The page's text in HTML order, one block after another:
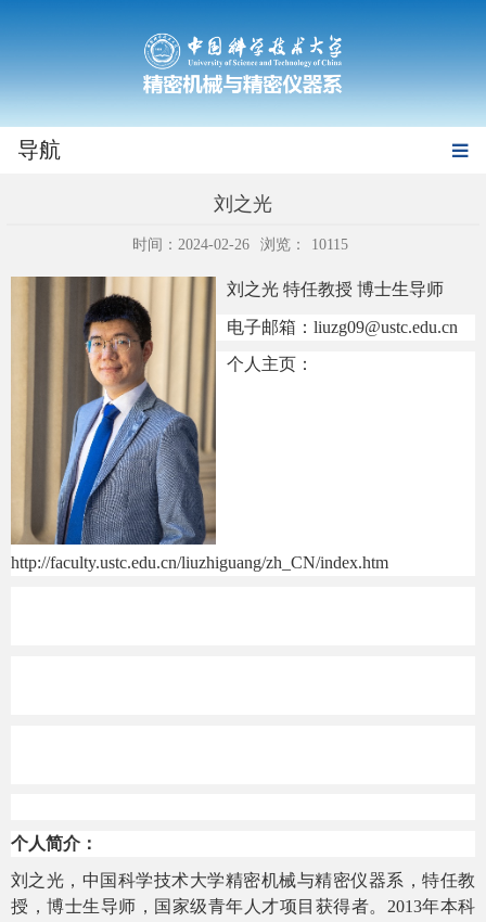
导航
刘之光
时间：2024-02-26 浏览： 10115
刘之光 特任教授 博士生导师
电子邮箱： liuzg09@ustc.edu.cn
个人主页：
http://faculty.ustc.edu.cn/liuzhiguang/zh_CN/index.htm
个人简介：
刘之光，中国科学技术大学精密机械与精密仪器系，特任教
授，博士生导师，国家级青年人才项目获得者。 2013年本科